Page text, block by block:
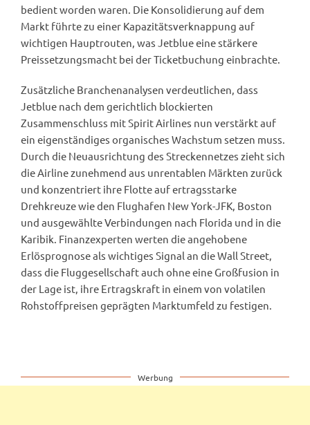
bedient worden waren. Die Konsolidierung auf dem
Markt führte zu einer Kapazitätsverknappung auf
wichtigen Hauptrouten, was Jetblue eine stärkere
Preissetzungsmacht bei der Ticketbuchung einbrachte.
Zusätzliche Branchenanalysen verdeutlichen, dass
Jetblue nach dem gerichtlich blockierten
Zusammenschluss mit Spirit Airlines nun verstärkt auf
ein eigenständiges organisches Wachstum setzen muss.
Durch die Neuausrichtung des Streckennetzes zieht sich
die Airline zunehmend aus unrentablen Märkten zurück
und konzentriert ihre Flotte auf ertragsstarke
Drehkreuze wie den Flughafen New York-JFK, Boston
und ausgewählte Verbindungen nach Florida und in die
Karibik. Finanzexperten werten die angehobene
Erlösprognose als wichtiges Signal an die Wall Street,
dass die Fluggesellschaft auch ohne eine Großfusion in
der Lage ist, ihre Ertragskraft in einem von volatilen
Rohstoffpreisen geprägten Marktumfeld zu festigen.
Werbung